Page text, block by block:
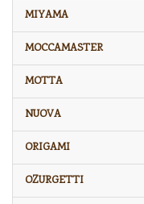
MIYAMA
MOCCAMASTER
MOTTA
NUOVA
ORIGAMI
OZURGETTI